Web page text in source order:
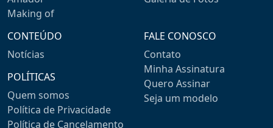
Making of
CONTEÚDO
Notícias
POLÍTICAS
Quem somos
Política de Privacidade
Política de Cancelamento
FALE CONOSCO
Contato
Minha Assinatura
Quero Assinar
Seja um modelo